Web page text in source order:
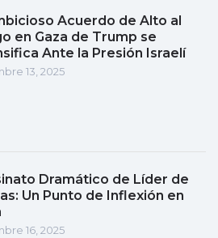
Acuerdo de Alto al
en Gaza de Trump se
Ante la Presión Israelí
13, 2025
Dramático de Líder de
Un Punto de Inflexión en
16, 2025